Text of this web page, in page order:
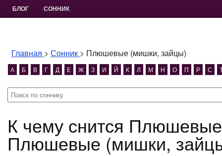
БЛОГ СОННИК
Главная > Сонник > Плюшевые (мишки, зайцы)
А Б В Г Д Е Ж З И Й К Л М Н О П Р С
К чему снится Плюшевые (мишки, зайцы)?
Плюшевые (мишки,